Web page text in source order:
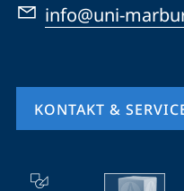
info@uni-
KONTAKT &
Mobile-